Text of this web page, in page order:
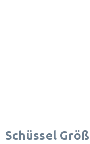
Schüssel